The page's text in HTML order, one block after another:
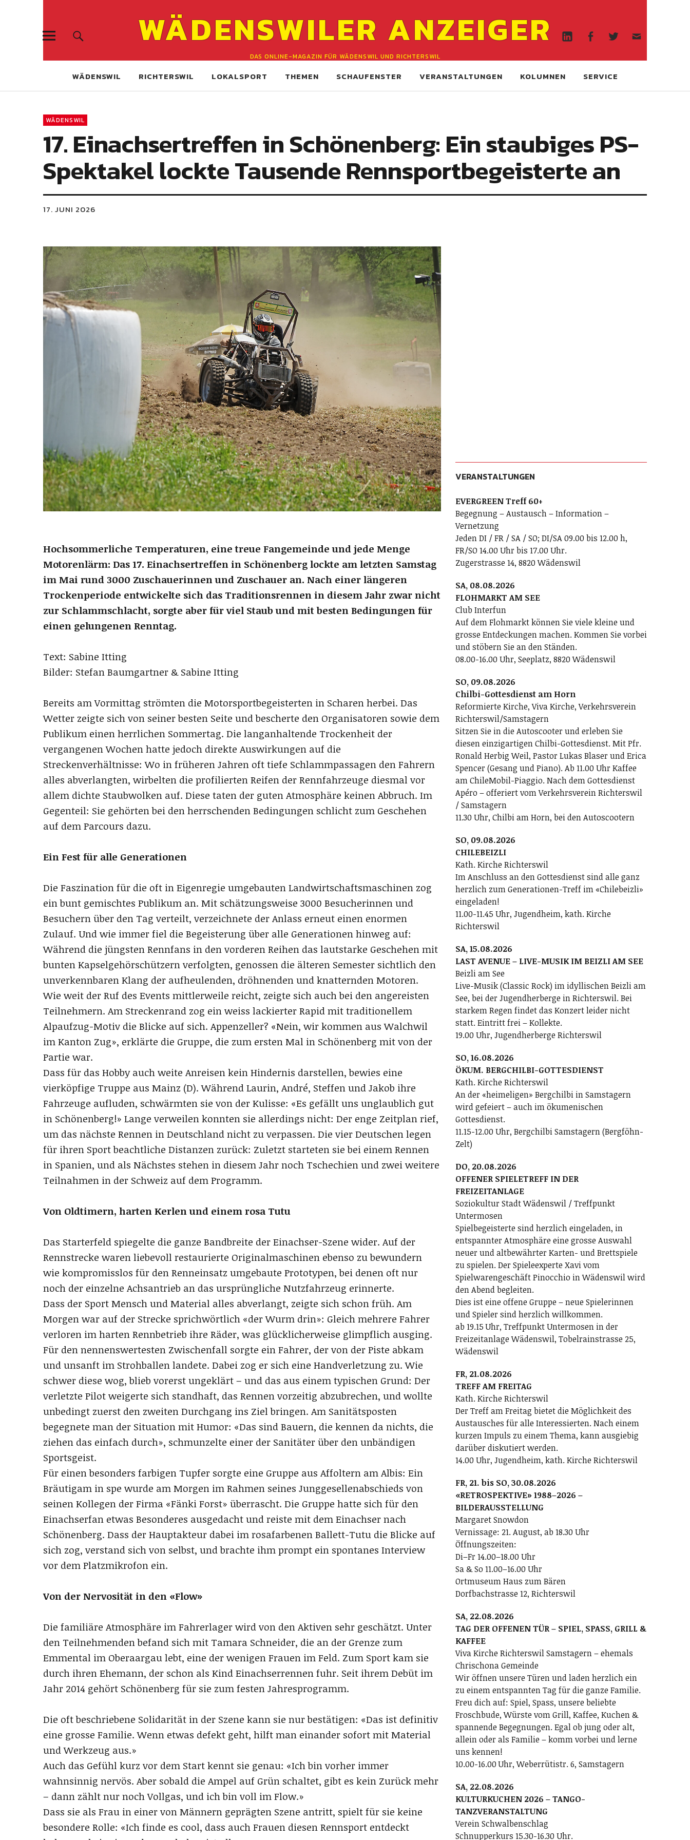
WÄDENSWILER ANZEIGER
DAS ONLINE-MAGAZIN FÜR WÄDENSWIL UND RICHTERSWIL
WÄDENSWIL RICHTERSWIL LOKALSPORT THEMEN SCHAUFENSTER VERANSTALTUNGEN KOLUMNEN SERVICE
WÄDENSWIL
17. Einachsertreffen in Schönenberg: Ein staubiges PS-
Spektakel lockte Tausende Rennsportbegeisterte an
17. JUNI 2026
Hochsommerliche Temperaturen, eine treue Fangemeinde und jede Menge
Motorenlärm: Das 17. Einachsertreffen in Schönenberg lockte am letzten Samstag
im Mai rund 3000 Zuschauerinnen und Zuschauer an. Nach einer längeren
Trockenperiode entwickelte sich das Traditionsrennen in diesem Jahr zwar nicht
zur Schlammschlacht, sorgte aber für viel Staub und mit besten Bedingungen für
einen gelungenen Renntag.
Text: Sabine Itting
Bilder: Stefan Baumgartner & Sabine Itting
Bereits am Vormittag strömten die Motorsportbegeisterten in Scharen herbei. Das
Wetter zeigte sich von seiner besten Seite und bescherte den Organisatoren sowie dem
Publikum einen herrlichen Sommertag. Die langanhaltende Trockenheit der
vergangenen Wochen hatte jedoch direkte Auswirkungen auf die
Streckenverhältnisse: Wo in früheren Jahren oft tiefe Schlammpassagen den Fahrern
alles abverlangten, wirbelten die profilierten Reifen der Rennfahrzeuge diesmal vor
allem dichte Staubwolken auf. Diese taten der guten Atmosphäre keinen Abbruch. Im
Gegenteil: Sie gehörten bei den herrschenden Bedingungen schlicht zum Geschehen
auf dem Parcours dazu.
Ein Fest für alle Generationen
Die Faszination für die oft in Eigenregie umgebauten Landwirtschaftsmaschinen zog
ein bunt gemischtes Publikum an. Mit schätzungsweise 3000 Besucherinnen und
Besuchern über den Tag verteilt, verzeichnete der Anlass erneut einen enormen
Zulauf. Und wie immer fiel die Begeisterung über alle Generationen hinweg auf:
Während die jüngsten Rennfans in den vorderen Reihen das lautstarke Geschehen mit
bunten Kapselgehörschützern verfolgten, genossen die älteren Semester sichtlich den
unverkennbaren Klang der aufheulenden, dröhnenden und knatternden Motoren.
Wie weit der Ruf des Events mittlerweile reicht, zeigte sich auch bei den angereisten
Teilnehmern. Am Streckenrand zog ein weiss lackierter Rapid mit traditionellem
Alpaufzug-Motiv die Blicke auf sich. Appenzeller? «Nein, wir kommen aus Walchwil
im Kanton Zug», erklärte die Gruppe, die zum ersten Mal in Schönenberg mit von der
Partie war.
Dass für das Hobby auch weite Anreisen kein Hindernis darstellen, bewies eine
vierköpfige Truppe aus Mainz (D). Während Laurin, André, Steffen und Jakob ihre
Fahrzeuge aufluden, schwärmten sie von der Kulisse: «Es gefällt uns unglaublich gut
in Schönenberg!» Lange verweilen konnten sie allerdings nicht: Der enge Zeitplan rief,
um das nächste Rennen in Deutschland nicht zu verpassen. Die vier Deutschen legen
für ihren Sport beachtliche Distanzen zurück: Zuletzt starteten sie bei einem Rennen
in Spanien, und als Nächstes stehen in diesem Jahr noch Tschechien und zwei weitere
Teilnahmen in der Schweiz auf dem Programm.
Von Oldtimern, harten Kerlen und einem rosa Tutu
Das Starterfeld spiegelte die ganze Bandbreite der Einachser-Szene wider. Auf der
Rennstrecke waren liebevoll restaurierte Originalmaschinen ebenso zu bewundern
wie kompromisslos für den Renneinsatz umgebaute Prototypen, bei denen oft nur
noch der einzelne Achsantrieb an das ursprüngliche Nutzfahrzeug erinnerte.
Dass der Sport Mensch und Material alles abverlangt, zeigte sich schon früh. Am
Morgen war auf der Strecke sprichwörtlich «der Wurm drin»: Gleich mehrere Fahrer
verloren im harten Rennbetrieb ihre Räder, was glücklicherweise glimpflich ausging.
Für den nennenswertesten Zwischenfall sorgte ein Fahrer, der von der Piste abkam
und unsanft im Strohballen landete. Dabei zog er sich eine Handverletzung zu. Wie
schwer diese wog, blieb vorerst ungeklärt – und das aus einem typischen Grund: Der
verletzte Pilot weigerte sich standhaft, das Rennen vorzeitig abzubrechen, und wollte
unbedingt zuerst den zweiten Durchgang ins Ziel bringen. Am Sanitätsposten
begegnete man der Situation mit Humor: «Das sind Bauern, die kennen da nichts, die
ziehen das einfach durch», schmunzelte einer der Sanitäter über den unbändigen
Sportsgeist.
Für einen besonders farbigen Tupfer sorgte eine Gruppe aus Affoltern am Albis: Ein
Bräutigam in spe wurde am Morgen im Rahmen seines Junggesellenabschieds von
seinen Kollegen der Firma «Fänki Forst» überrascht. Die Gruppe hatte sich für den
Einachserfan etwas Besonderes ausgedacht und reiste mit dem Einachser nach
Schönenberg. Dass der Hauptakteur dabei im rosafarbenen Ballett-Tutu die Blicke auf
sich zog, verstand sich von selbst, und brachte ihm prompt ein spontanes Interview
vor dem Platzmikrofon ein.
Von der Nervosität in den «Flow»
Die familiäre Atmosphäre im Fahrerlager wird von den Aktiven sehr geschätzt. Unter
den Teilnehmenden befand sich mit Tamara Schneider, die an der Grenze zum
Emmental im Oberaargau lebt, eine der wenigen Frauen im Feld. Zum Sport kam sie
durch ihren Ehemann, der schon als Kind Einachserrennen fuhr. Seit ihrem Debüt im
Jahr 2014 gehört Schönenberg für sie zum festen Jahresprogramm.
Die oft beschriebene Solidarität in der Szene kann sie nur bestätigen: «Das ist definitiv
eine grosse Familie. Wenn etwas defekt geht, hilft man einander sofort mit Material
und Werkzeug aus.»
Auch das Gefühl kurz vor dem Start kennt sie genau: «Ich bin vorher immer
wahnsinnig nervös. Aber sobald die Ampel auf Grün schaltet, gibt es kein Zurück mehr
– dann zählt nur noch Vollgas, und ich bin voll im Flow.»
Dass sie als Frau in einer von Männern geprägten Szene antritt, spielt für sie keine
besondere Rolle: «Ich finde es cool, dass auch Frauen diesen Rennsport entdeckt
VERANSTALTUNGEN
EVERGREEN Treff 60+
Begegnung – Austausch – Information –
Vernetzung
Jeden DI / FR / SA / SO; DI/SA 09.00 bis 12.00 h,
FR/SO 14.00 Uhr bis 17.00 Uhr.
Zugerstrasse 14, 8820 Wädenswil
SA, 08.08.2026
FLOHMARKT AM SEE
Club Interfun
Auf dem Flohmarkt können Sie viele kleine und
grosse Entdeckungen machen. Kommen Sie vorbei
und stöbern Sie an den Ständen.
08.00-16.00 Uhr, Seeplatz, 8820 Wädenswil
SO, 09.08.2026
Chilbi-Gottesdienst am Horn
Reformierte Kirche, Viva Kirche, Verkehrsverein
Richterswil/Samstagern
Sitzen Sie in die Autoscooter und erleben Sie
diesen einzigartigen Chilbi-Gottesdienst. Mit Pfr.
Ronald Herbig Weil, Pastor Lukas Blaser und Erica
Spencer (Gesang und Piano). Ab 11.00 Uhr Kaffee
am ChileMobil-Piaggio. Nach dem Gottesdienst
Apéro – offeriert vom Verkehrsverein Richterswil
/ Samstagern
11.30 Uhr, Chilbi am Horn, bei den Autoscootern
SO, 09.08.2026
CHILEBEIZLI
Kath. Kirche Richterswil
Im Anschluss an den Gottesdienst sind alle ganz
herzlich zum Generationen-Treff im «Chilebeizli»
eingeladen!
11.00-11.45 Uhr, Jugendheim, kath. Kirche
Richterswil
SA, 15.08.2026
LAST AVENUE – LIVE-MUSIK IM BEIZLI AM SEE
Beizli am See
Live-Musik (Classic Rock) im idyllischen Beizli am
See, bei der Jugendherberge in Richterswil. Bei
starkem Regen findet das Konzert leider nicht
statt. Eintritt frei – Kollekte.
19.00 Uhr, Jugendherberge Richterswil
SO, 16.08.2026
ÖKUM. BERGCHILBI-GOTTESDIENST
Kath. Kirche Richterswil
An der «heimeligen» Bergchilbi in Samstagern
wird gefeiert – auch im ökumenischen
Gottesdienst.
11.15-12.00 Uhr, Bergchilbi Samstagern (Bergföhn-
Zelt)
DO, 20.08.2026
OFFENER SPIELETREFF IN DER
FREIZEITANLAGE
Soziokultur Stadt Wädenswil / Treffpunkt
Untermosen
Spielbegeisterte sind herzlich eingeladen, in
entspannter Atmosphäre eine grosse Auswahl
neuer und altbewährter Karten- und Brettspiele
zu spielen. Der Spieleexperte Xavi vom
Spielwarengeschäft Pinocchio in Wädenswil wird
den Abend begleiten.
Dies ist eine offene Gruppe – neue Spielerinnen
und Spieler sind herzlich willkommen.
ab 19.15 Uhr, Treffpunkt Untermosen in der
Freizeitanlage Wädenswil, Tobelrainstrasse 25,
Wädenswil
FR, 21.08.2026
TREFF AM FREITAG
Kath. Kirche Richterswil
Der Treff am Freitag bietet die Möglichkeit des
Austausches für alle Interessierten. Nach einem
kurzen Impuls zu einem Thema, kann ausgiebig
darüber diskutiert werden.
14.00 Uhr, Jugendheim, kath. Kirche Richterswil
FR, 21. bis SO, 30.08.2026
«RETROSPEKTIVE» 1988–2026 –
BILDERAUSSTELLUNG
Margaret Snowdon
Vernissage: 21. August, ab 18.30 Uhr
Öffnungszeiten:
Di–Fr 14.00–18.00 Uhr
Sa & So 11.00–16.00 Uhr
Ortmuseum Haus zum Bären
Dorfbachstrasse 12, Richterswil
SA, 22.08.2026
TAG DER OFFENEN TÜR – SPIEL, SPASS, GRILL &
KAFFEE
Viva Kirche Richterswil Samstagern – ehemals
Chrischona Gemeinde
Wir öffnen unsere Türen und laden herzlich ein
zu einem entspannten Tag für die ganze Familie.
Freu dich auf: Spiel, Spass, unsere beliebte
Froschbude, Würste vom Grill, Kaffee, Kuchen &
spannende Begegnungen. Egal ob jung oder alt,
allein oder als Familie – komm vorbei und lerne
uns kennen!
10.00-16.00 Uhr, Weberrütistr. 6, Samstagern
SA, 22.08.2026
KULTURKUCHEN 2026 – TANGO-
TANZVERANSTALTUNG
Verein Schwalbenschlag
Schnupperkurs 15.30-16.30 Uhr.